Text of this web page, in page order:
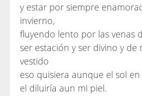
y estar por siempre
invierno,
fluyendo lento por las venas
ser estación y ser divino y de
vestido
eso quisiera aunque el sol
el diluiría aun mi piel.